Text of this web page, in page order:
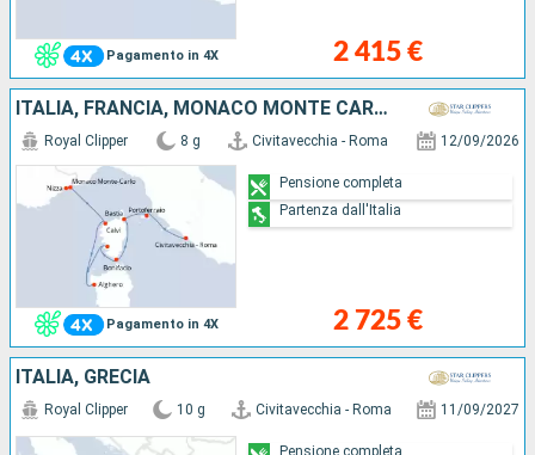
Pagamento in 4X 2 415 €
ITALIA, FRANCIA, MONACO MONTE CARLO
Pagamento in 4X
Royal Clipper 8 g Civitavecchia - Roma 12/09/2026
2 725 €
Pensione completa
Partenza dall'Italia
ITALIA, GRECIA
Royal Clipper 10 g Civitavecchia - Roma 11/09/2027